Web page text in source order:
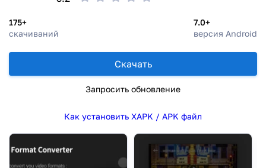
175+
скачиваний
7.0+
версия Android
Скачать
Запросить обновление
Как установить XAPK / APK файл